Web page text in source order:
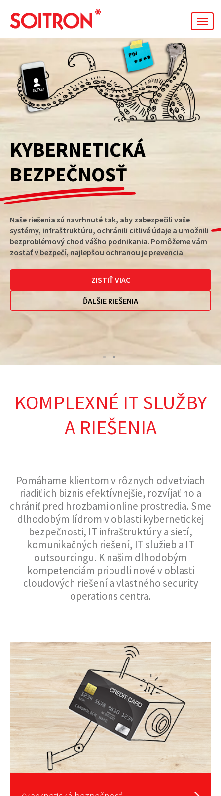
SIEŤOVÁ
AUTOMATIZÁCIA
Tam, kde sa doteraz sieťová infraštruktúra nastavovala
manuálne, dnes môžeme na konfiguráciu sieťových
zariadení využívať automatizačné nástroje. Sieťová
automatizácia nie je len možná, ale dnes už skôr
nevyhnutná. Dôležité je rozbehnúť ju čím skôr.
KOMPLEXNÉ IT SLUŽBY
Pomáhame klientom v rôznych odvetviach
riadiť ich biznis efektívnejšie, rozvíjať ho a
chrániť pred hrozbami online prostredia. Sme
dlhodobým lídrom v oblasti kybernetickej
bezpečnosti, IT infraštruktúry a sietí,
komunikačných riešení, IT služieb a IT
outsourcingu. K našim dlhodobým
kompetenciám pribudli nové v oblasti
cloudových riešení a vlastného security